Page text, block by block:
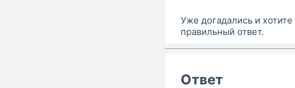
Уже догадались и
правильный ответ.
Ответ